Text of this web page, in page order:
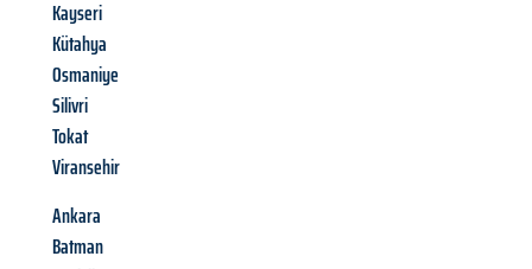
Kayseri
Kütahya
Osmaniye
Silivri
Tokat
Viransehir
Ankara
Batman